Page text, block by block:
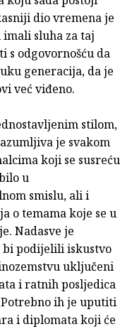
dio vremena je
sluha za taj
s odgovornošću da
generacija, da je
već viđeno.
stilom,
je svakom
koji se susreću
u
smislu, ali i
o temama koje se u
Nadasve je
podijelili iskustvo
uključeni
i ratnih posljedica
Potrebno ih je uputiti
i diplomata koji će